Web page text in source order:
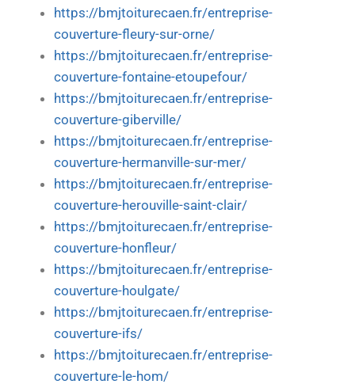
https://bmjtoiturecaen.fr/entreprise-
couverture-fleury-sur-orne/
https://bmjtoiturecaen.fr/entreprise-
couverture-fontaine-etoupefour/
https://bmjtoiturecaen.fr/entreprise-
couverture-giberville/
https://bmjtoiturecaen.fr/entreprise-
couverture-hermanville-sur-mer/
https://bmjtoiturecaen.fr/entreprise-
couverture-herouville-saint-clair/
https://bmjtoiturecaen.fr/entreprise-
couverture-honfleur/
https://bmjtoiturecaen.fr/entreprise-
couverture-houlgate/
https://bmjtoiturecaen.fr/entreprise-
couverture-ifs/
https://bmjtoiturecaen.fr/entreprise-
couverture-le-hom/